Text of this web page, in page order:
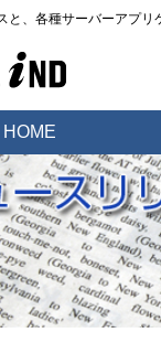
と、各種サーバーアプ
HOME